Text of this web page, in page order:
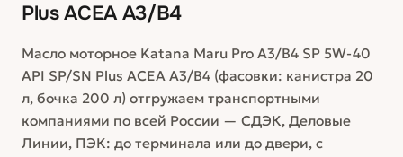
Plus ACEA A3/B4
Масло моторное Katana Maru Pro A3/B4 SP 5W-40
API SP/SN Plus ACEA A3/B4 (фасовки: канистра 20
л, бочка 200 л) отгружаем транспортными
компаниями по всей России — СДЭК, Деловые
Линии, ПЭК: до терминала или до двери, с